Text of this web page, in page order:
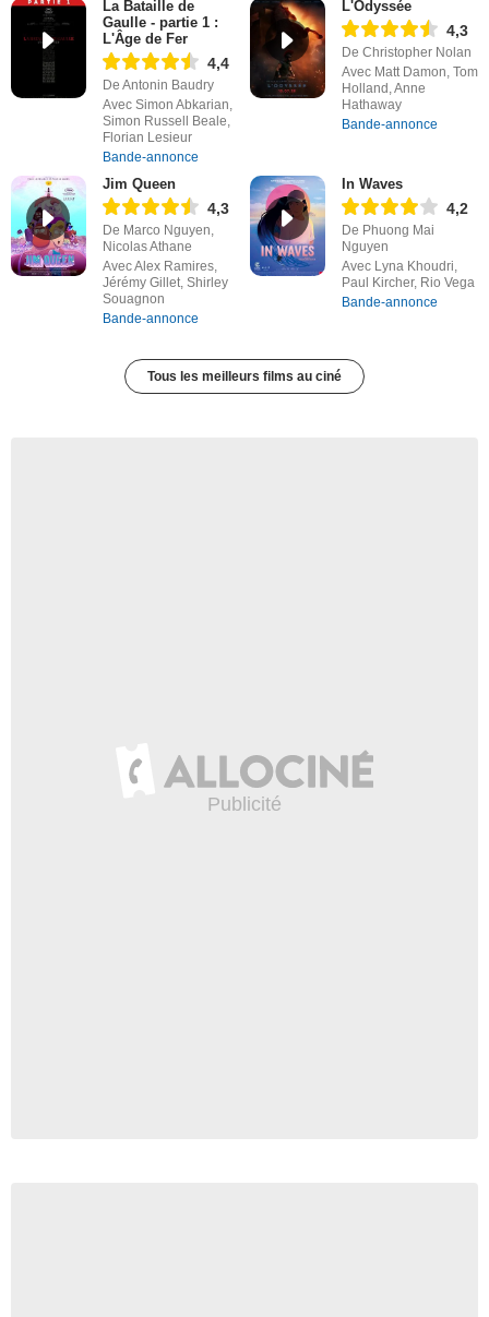
La Bataille de
Gaulle - partie 1 :
L'Âge de Fer
4,4
De Antonin Baudry
Avec Simon Abkarian,
Simon Russell Beale,
Florian Lesieur
Bande-annonce
L'Odyssée
4,3
De Christopher Nolan
Avec Matt Damon, Tom
Holland, Anne
Hathaway
Bande-annonce
Jim Queen
4,3
De Marco Nguyen,
Nicolas Athane
Avec Alex Ramires,
Jérémy Gillet, Shirley
Souagnon
Bande-annonce
In Waves
4,2
De Phuong Mai
Nguyen
Avec Lyna Khoudri,
Paul Kircher, Rio Vega
Bande-annonce
Tous les meilleurs films au ciné